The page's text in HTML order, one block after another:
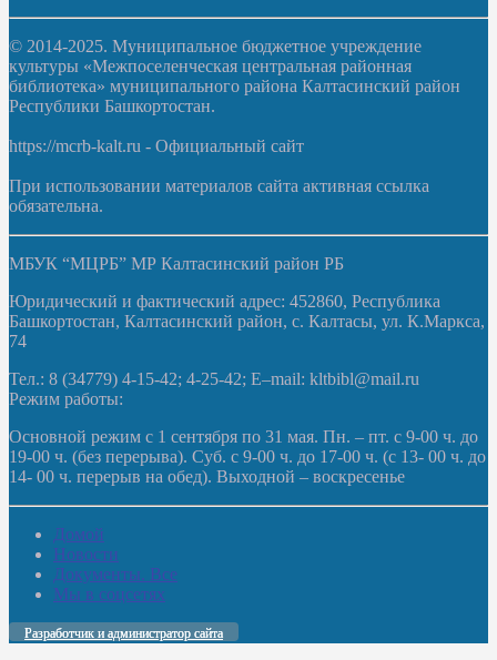
© 2014-2025. Муниципальное бюджетное учреждение
культуры «Межпоселенческая центральная районная
библиотека» муниципального района Калтасинский район
Республики Башкортостан.
https://mcrb-kalt.ru - Официальный сайт
При использовании материалов сайта активная ссылка
обязательна.
МБУК “МЦРБ” МР Калтасинский район РБ
Юридический и фактический адрес: 452860, Республика
Башкортостан, Калтасинский район, с. Калтасы, ул. К.Маркса,
74
Тел.: 8 (34779) 4-15-42; 4-25-42; E–mail: kltbibl@mail.ru
Режим работы:
Основной режим с 1 сентября по 31 мая. Пн. – пт. с 9-00 ч. до
19-00 ч. (без перерыва). Суб. с 9-00 ч. до 17-00 ч. (с 13- 00 ч. до
14- 00 ч. перерыв на обед). Выходной – воскресенье
Домой
Новости
Документы. Все
Мы в соцсетях
Разработчик и администратор сайта